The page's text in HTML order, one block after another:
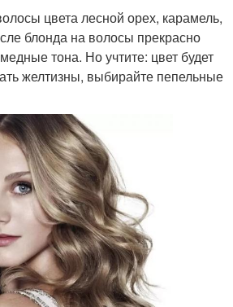
цвета лесной орех, карамель,
блонда на волосы прекрасно
тона. Но учтите: цвет будет
желтизны, выбирайте пепельные